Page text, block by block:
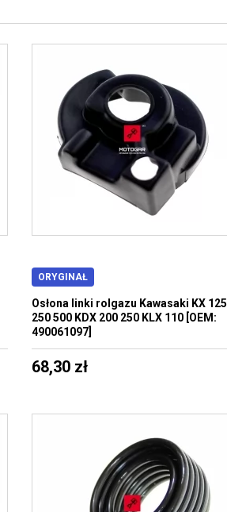
ORYGINAŁ
Osłona linki rolgazu Kawasaki KX 125
250 500 KDX 200 250 KLX 110 [OEM:
490061097]
68,30 zł